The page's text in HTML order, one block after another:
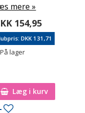
mere »
154,95
DKK 131,71
lager
Læg i kurv
Tilføj til ønskeseddel